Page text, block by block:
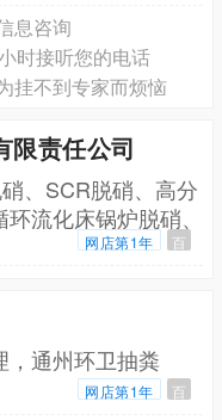
息咨询
时接听您的电话
挂不到专家而烦恼
限责任公司
、SCR脱硝、高分
流化床锅炉脱硝、
网店第1年 百
通州环卫抽粪
网店第1年 百